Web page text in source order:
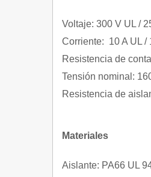
Voltaje: 300 V UL /
Corriente: 10 A UL /
Resistencia de
Tensión nominal:
Resistencia de
Materiales
Aislante: PA66 UL